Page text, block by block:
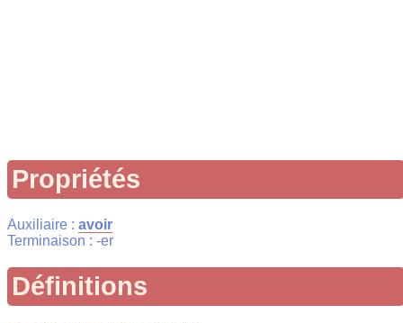
Propriétés
Auxiliaire : avoir
Terminaison : -er
Définitions